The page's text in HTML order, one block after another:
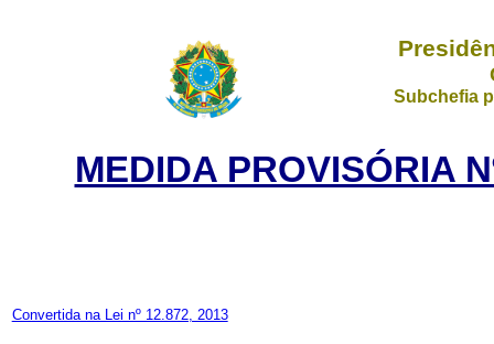
Subchefia
MEDIDA PROVISÓRIA
Convertida na Lei nº 12.872, 2013